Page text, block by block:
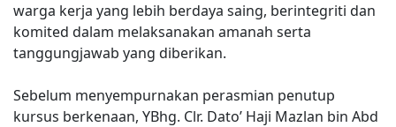
warga kerja yang lebih berdaya saing, berintegriti dan
komited dalam melaksanakan amanah serta
tanggungjawab yang diberikan.
Sebelum menyempurnakan perasmian penutup
kursus berkenaan, YBhg. Clr. Dato’ Haji Mazlan bin Abd